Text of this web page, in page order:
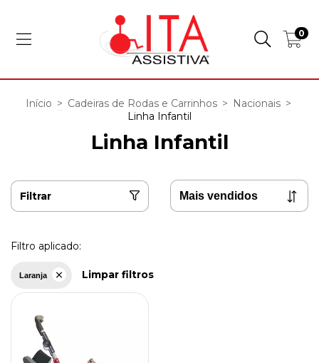
0
Início > Cadeiras de Rodas e Carrinhos > Nacionais >
Linha Infantil
Linha Infantil
Filtrar
Filtro aplicado:
Laranja Limpar filtros